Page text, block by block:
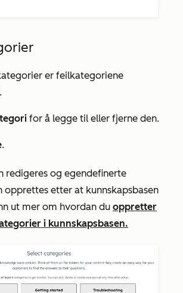
er feilkategoriene
.
for å legge til eller fjerne den.
.
redigeres og egendefinerte
opprettes etter at kunnskapsbasen
ut mer om hvordan du oppretter
i kunnskapsbasen.